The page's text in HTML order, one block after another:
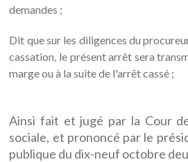
demandes ;
Dit que sur les diligences du
cassation, le présent arrêt sera
marge ou à la suite de l'arrêt cassé ;
Ainsi fait et jugé par la Cour
sociale, et prononcé par le
publique du dix-neuf octobre